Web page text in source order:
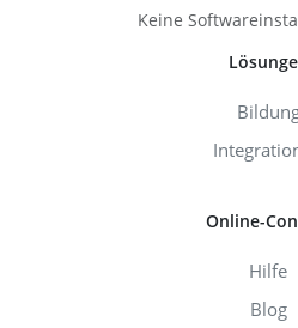
Keine
Online-
Hilfe
Blog